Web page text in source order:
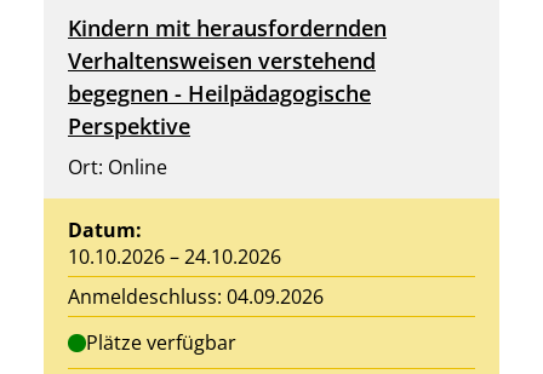
Kindern mit herausfordernden
Verhaltensweisen verstehend
begegnen - Heilpädagogische
Perspektive
Ort: Online
Datum:
10.10.2026 – 24.10.2026
Anmeldeschluss: 04.09.2026
Plätze verfügbar